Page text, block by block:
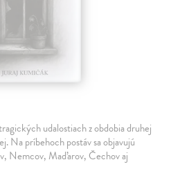
udalostiach z obdobia druhej
Na príbehoch postáv sa objavujú
Nemcov, Maďarov, Čechov aj